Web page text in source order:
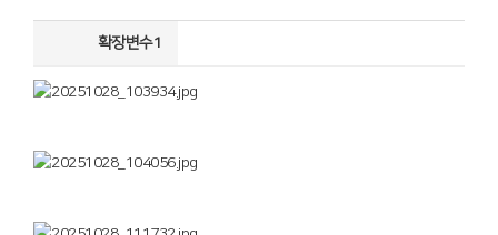
확장변수1